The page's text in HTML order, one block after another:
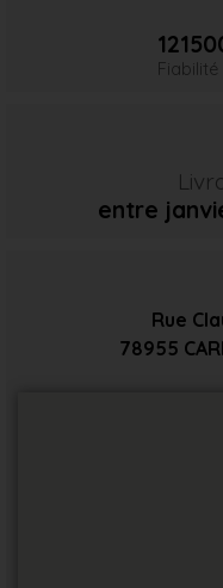
Fiabilité
entre
Rue
78955